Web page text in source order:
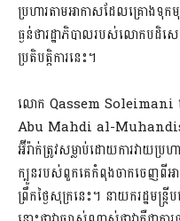
ប្រហារតាមអាកាសដែលគ្រោងទុក
ធ្ងន់ថារដ្ឋាភិបាលរបស់លោកបដិស
ប្រតិបត្តិការនេះ។
លោក Qassem Soleimani
Abu Mahdi al-Muhandis
អ៊ីរ៉ាក់ត្រូវសម្លាប់ដោយការវាយប្
ក្បួនរបស់ពួកគេកំពុងចាកចេញពីអ
ព្រឹកថ្ងៃសុក្រនេះ។ នាយករដ្ឋមន្រ្